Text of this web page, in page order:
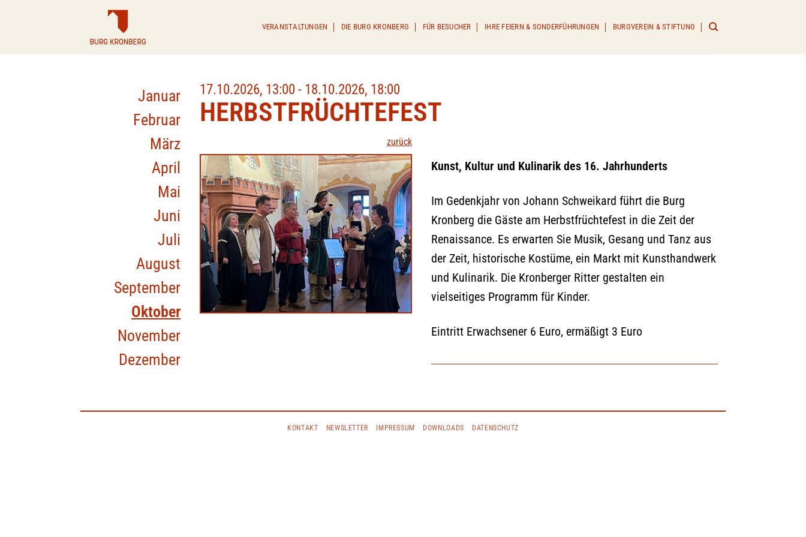
VERANSTALTUNGEN DIE BURG KRONBERG FÜR BESUCHER IHRE FEIERN & SONDERFÜHRUNGEN BURGVEREIN & STIFTUNG
Januar
Februar
März
April
Mai
Juni
Juli
August
September
Oktober
November
Dezember
17.10.2026, 13:00 - 18.10.2026, 18:00
HERBSTFRÜCHTEFEST
zurück
Kunst, Kultur und Kulinarik des 16. Jahrhunderts
Im Gedenkjahr von Johann Schweikard führt die Burg
Kronberg die Gäste am Herbstfrüchtefest in die Zeit der
Renaissance. Es erwarten Sie Musik, Gesang und Tanz aus
der Zeit, historische Kostüme, ein Markt mit Kunsthandwerk
und Kulinarik. Die Kronberger Ritter gestalten ein
vielseitiges Programm für Kinder.
Eintritt Erwachsener 6 Euro, ermäßigt 3 Euro
KONTAKT NEWSLETTER IMPRESSUM DOWNLOADS DATENSCHUTZ